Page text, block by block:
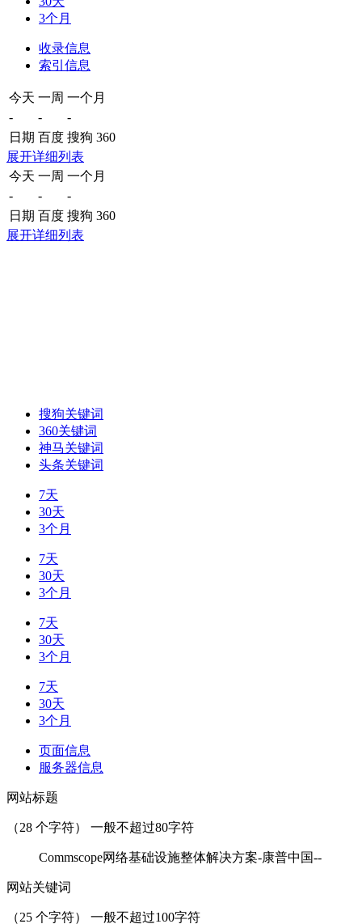
3个月
收录信息
索引信息
今天 一周 一个月
-
-
-
日期 百度 搜狗 360
展开详细列表
今天 一周 一个月
-
-
-
日期 百度 搜狗 360
展开详细列表
搜狗关键词
360关键词
神马关键词
头条关键词
7天
30天
3个月
7天
30天
3个月
7天
30天
3个月
7天
30天
3个月
页面信息
服务器信息
网站标题
（28 个字符） 一般不超过80字符
Commscope网络基础设施整体解决方案-康普中国--
网站关键词
（25 个字符） 一般不超过100字符